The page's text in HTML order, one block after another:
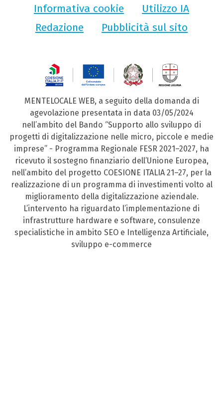
Informativa cookie
Utilizzo IA
Redazione
Pubblicità sul sito
MENTELOCALE WEB, a seguito della domanda di
agevolazione presentata in data 03/05/2024
nell’ambito del Bando “Supporto allo sviluppo di
progetti di digitalizzazione nelle micro, piccole e medie
imprese” - Programma Regionale FESR 2021–2027, ha
ricevuto il sostegno finanziario dell’Unione Europea,
nell’ambito del progetto COESIONE ITALIA 21–27, per la
realizzazione di un programma di investimenti volto al
miglioramento della digitalizzazione aziendale.
L’intervento ha riguardato l’implementazione di
infrastrutture hardware e software, consulenze
specialistiche in ambito SEO e Intelligenza Artificiale,
sviluppo e-commerce